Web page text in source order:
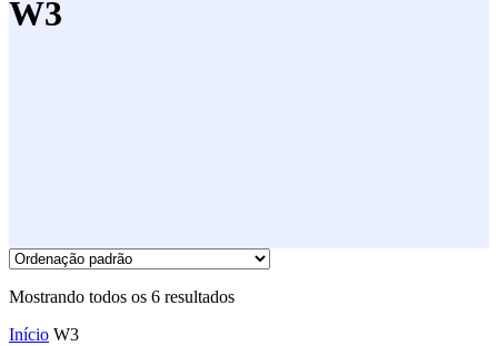
W3
Mostrando todos os 6 resultados
Início W3